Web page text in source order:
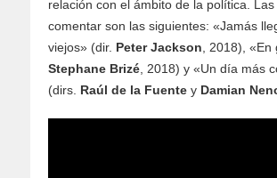
relación con el ámbito de la política.
comentar son las siguientes: «Jamás
viejos» (dir. Peter Jackson , 2018),
Stephane Brizé , 2018) y «Un día más
(dirs. Raúl de la Fuente y Damian